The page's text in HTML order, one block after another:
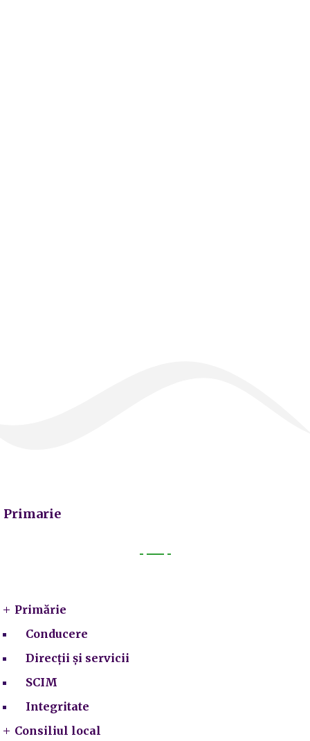
Primarie
Primărie
Conducere
Direcții și servicii
SCIM
Integritate
Consiliul local